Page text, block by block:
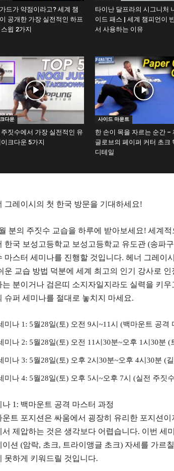
드가 약점이라고? 세계 챔
공개한 가장 실전적인 하프
윕 2가지
타이난 달프라의 시그니처
이드 패스 | 세계 챔피언이
서 사용하는 이유
다운
주짓수에서 가장 실전적인 유
크다운 5가지
사이드 마운트
한 손이 목을 자르는 순간 –
글로브의 페이퍼 커터 초크
디테일
그레이시의 첫 한국 방문을 기대하세요!
분의 주짓수 교습을 하루에 받아보세요! 세계
한국 보성고등학교 보성고등학교 유도관 (송파
마스터 세미나를 진행할 것입니다. 헤너 그레이
운 교습 방법 덕분에 세계 최고의 인기 강사로
는 분이거나 검은띠 소지자일지라도 실력을 키
슈퍼 세미나를 절대로 놓치지 마세요.
미나 1: 5월28일(토) 오전 9시~11시 (백마운트 공격
미나 2: 5월28일(토) 오전 11시30분~오후 1시30분
미나 3: 5월28일(토) 오후 2시30분~오후 4시30분 (
미나 4: 5월28일(토) 오후 5시~오후 7시 (실전 주짓
나 1: 백마운트 공격 마스터 과정
운트 포지션은 싸움에서 굉장히 유리한 포지션
서 제압하는 것은 생각보다 어렵습니다. 이번 세
이션 (암락, 초크, 트라이앵글 초크) 자세를 가르
못하게 키워드릴 것입니다.